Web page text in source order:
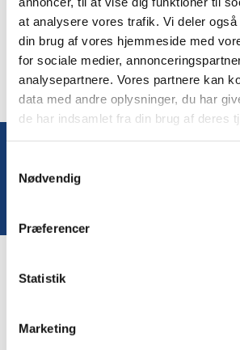
at analysere vores trafik. Vi deler også
din brug af vores hjemmeside med
for sociale medier,
analysepartnere. Vores partnere kan
data med andre oplysninger, du har
de har indsamlet fra din brug af deres
Nødvendig
Præferencer
Statistik
Marketing
Du vil måske også